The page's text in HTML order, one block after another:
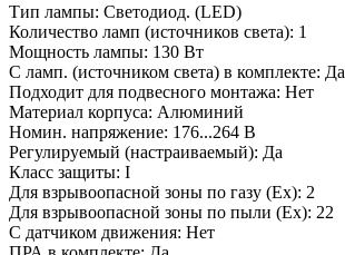
Тип лампы: Светодиод. (LED)
Количество ламп (источников света): 1
Мощность лампы: 130 Вт
С ламп. (источником света) в комплекте: Да
Подходит для подвесного монтажа: Нет
Материал корпуса: Алюминий
Номин. напряжение: 176...264 В
Регулируемый (настраиваемый): Да
Класс защиты: I
Для взрывоопасной зоны по газу (Ex): 2
Для взрывоопасной зоны по пыли (Ex): 22
С датчиком движения: Нет